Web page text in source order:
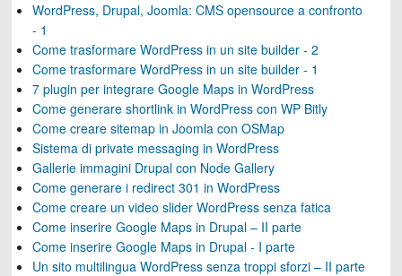
WordPress, Drupal, Joomla: CMS opensource a confronto
- 1
Come trasformare WordPress in un site builder - 2
Come trasformare WordPress in un site builder - 1
7 plugin per integrare Google Maps in WordPress
Come generare shortlink in WordPress con WP Bitly
Come creare sitemap in Joomla con OSMap
Sistema di private messaging in WordPress
Gallerie immagini Drupal con Node Gallery
Come generare i redirect 301 in WordPress
Come creare un video slider WordPress senza fatica
Come inserire Google Maps in Drupal – II parte
Come inserire Google Maps in Drupal - I parte
Un sito multilingua WordPress senza troppi sforzi – II parte